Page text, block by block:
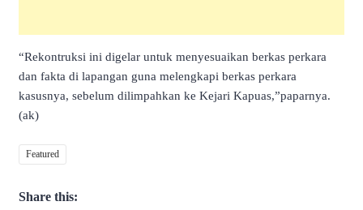
“Rekontruksi ini digelar untuk menyesuaikan berkas perkara
dan fakta di lapangan guna melengkapi berkas perkara
kasusnya, sebelum dilimpahkan ke Kejari Kapuas,”paparnya.
(ak)
Featured
Share this: